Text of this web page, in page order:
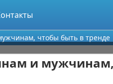
чтобы быть в тренде
и